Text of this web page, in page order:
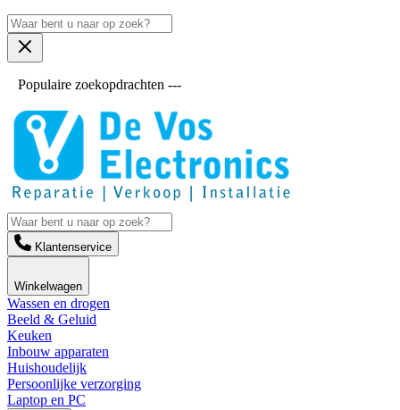
Populaire zoekopdrachten ---
Klantenservice
Winkelwagen
Wassen en drogen
Beeld & Geluid
Keuken
Inbouw apparaten
Huishoudelijk
Persoonlijke verzorging
Laptop en PC